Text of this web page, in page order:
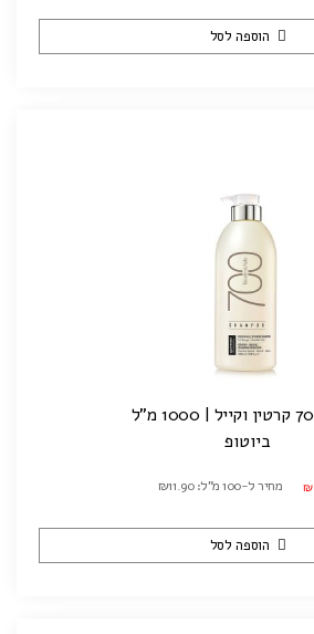
הוספה לסל
ביוטופ
₪ מחיר ל-100 מ"ל: ₪11.90
הוספה לסל